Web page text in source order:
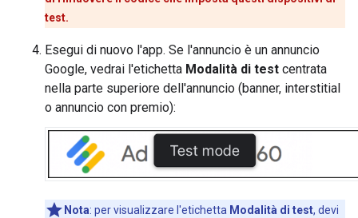
test.
Esegui di nuovo l'app. Se l'annuncio è un annuncio
Google, vedrai l'etichetta Modalità di test centrata
nella parte superiore dell'annuncio (banner, interstitial
o annuncio con premio):
Nota: per visualizzare l'etichetta Modalità di test, devi